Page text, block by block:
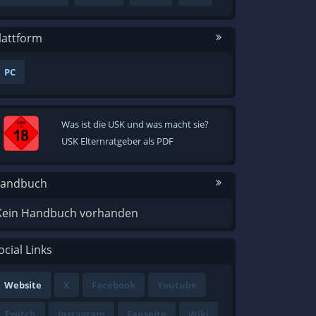
PC
Was ist die USK und was macht sie?
USK Elternratgeber als PDF
Handbuch vorhanden
Links
Website X Facebook Youtube